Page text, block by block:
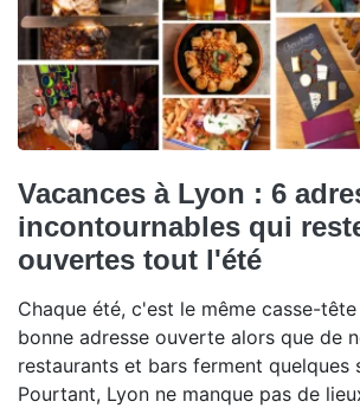
Vacances à Lyon : 6
incontournables qui
ouvertes tout l'été
Chaque été, c'est le même casse-
bonne adresse ouverte alors que de
restaurants et bars ferment quelques
Pourtant, Lyon ne manque pas de